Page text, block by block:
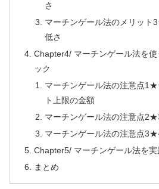
さ
マーチンゲール法のメリット
低さ
Chapter4/ マーチンゲール法を
ック
マーチンゲール法の注意点1★
ト上限の金額
マーチンゲール法の注意点
マーチンゲール法の注意点
Chapter5/ マーチンゲール法を実
まとめ